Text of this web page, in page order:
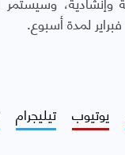
يوتيوب تيليجرام